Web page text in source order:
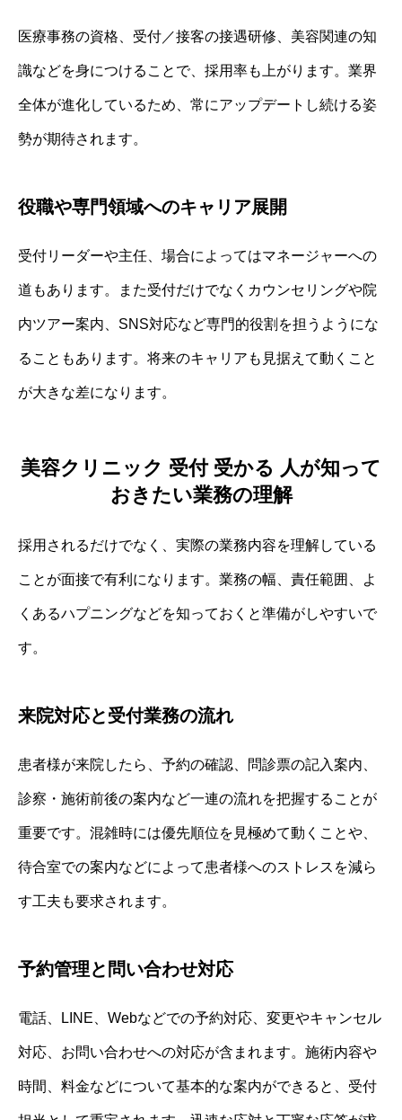
医療事務の資格、受付／接客の接遇研修、美容関連の知
識などを身につけることで、採用率も上がります。業界
全体が進化しているため、常にアップデートし続ける姿
勢が期待されます。
役職や専門領域へのキャリア展開
受付リーダーや主任、場合によってはマネージャーへの
道もあります。また受付だけでなくカウンセリングや院
内ツアー案内、SNS対応など専門的役割を担うようにな
ることもあります。将来のキャリアも見据えて動くこと
が大きな差になります。
美容クリニック 受付 受かる 人が知って
おきたい業務の理解
採用されるだけでなく、実際の業務内容を理解している
ことが面接で有利になります。業務の幅、責任範囲、よ
くあるハプニングなどを知っておくと準備がしやすいで
す。
来院対応と受付業務の流れ
患者様が来院したら、予約の確認、問診票の記入案内、
診察・施術前後の案内など一連の流れを把握することが
重要です。混雑時には優先順位を見極めて動くことや、
待合室での案内などによって患者様へのストレスを減ら
す工夫も要求されます。
予約管理と問い合わせ対応
電話、LINE、Webなどでの予約対応、変更やキャンセル
対応、お問い合わせへの対応が含まれます。施術内容や
時間、料金などについて基本的な案内ができると、受付